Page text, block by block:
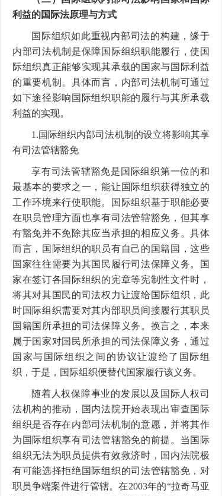
利益的国际法原理与方式
国际组织如此重视内部司法的构建，缘于
内部司法机制是保障国际组织职能履行，使国
际组织真正能够实现其承载的国家与国际利益
的重要机制。具体而言，内部司法机制可通过
如下途径影响国际组织职能的履行与其所承载
利益的实现。
1.国际组织内部司法机制的设立将影响其享
有司法管辖豁免
享有司法管辖豁免是国际组织第一位的和
最基本的要求之一，能让国际组织获得独立的
工作环境来行使职能。国际组织基于职能必要
在职员管理方面也享有司法管辖豁免，但其享
有豁免并不免除其应当承担的相应义务。具体
而言，国际组织的职员有自己的国籍国，这些
国家往往需要为其国民履行司法保障义务。国
家在签订各国际组织的宪章等宪制性文件时，
将其对其国民的司法权力让渡给国际组织，此
时国际组织需要对其内部职员间接履行其职员
国籍国所承担的司法保障义务。换言之，本来
属于国家对国民所承担的司法保障义务，通过
国家与国际组织之间的协议让渡给了国际组
织，于是，国际组织便替代国家履行该义务。
随着人权保障事业的发展以及国际人权司
法机构的推动，国内法院开始表现出审查国际
组织是否存在内部司法机制的意愿，并将其作
为国际组织享有司法管辖豁免的前提。当国际
组织无法为职员提供有效救济时，国内法院极
有可能选择拒绝国际组织的司法管辖豁免，对
职员争端案件进行管辖。在2003年的“拉奇马亚